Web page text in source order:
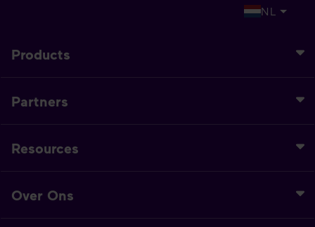
NL
Products
Partners
Resources
Over Ons